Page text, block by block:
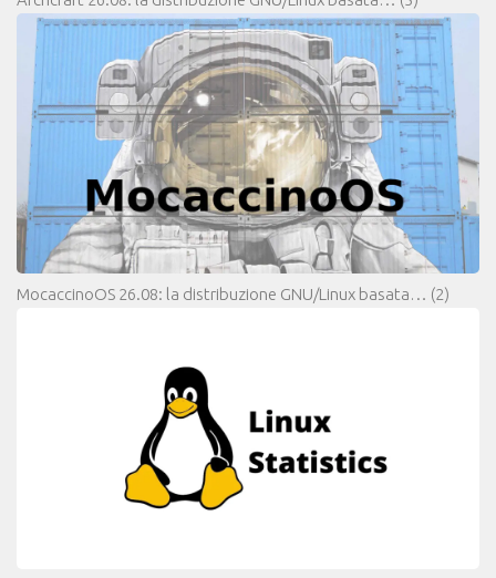
MocaccinoOS 26.08: la distribuzione GNU/Linux basata… (2)